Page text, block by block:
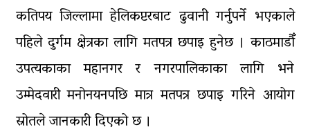
कतिपय जिल्लामा हेलिकप्टरबाट ढुवानी गर्नुपर्ने भएकाले
पहिले दुर्गम क्षेत्रका लागि मतपत्र छपाइ हुनेछ । काठमाडौँ
उपत्यकाका महानगर र नगरपालिकाका लागि भने
उम्मेदवारी मनोनयनपछि मात्र मतपत्र छपाइ गरिने आयोग
स्रोतले जानकारी दिएको छ ।